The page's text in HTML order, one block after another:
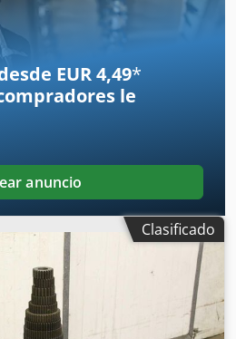
EUR 4,49*
le
anuncio
Clasificado